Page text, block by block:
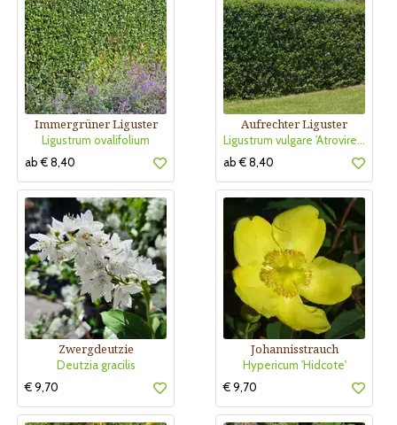
Immergrüner Liguster
Ligustrum ovalifolium
ab € 8,40
Aufrechter Liguster
Ligustrum vulgare 'Atrovirens'
ab € 8,40
Zwergdeutzie
Deutzia gracilis
€ 9,70
Johannisstrauch
Hypericum 'Hidcote'
€ 9,70